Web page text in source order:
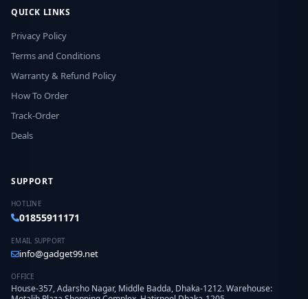
QUICK LINKS
Privacy Policy
Terms and Conditions
Warranty & Refund Policy
How To Order
Track-Order
Deals
SUPPORT
HOTLINE
01855911171
EMAIL SUPPORT
info@gadget99.net
OFFICE
House-357, Adarsho Nagar, Middle Badda, Dhaka-1212. Warehouse: